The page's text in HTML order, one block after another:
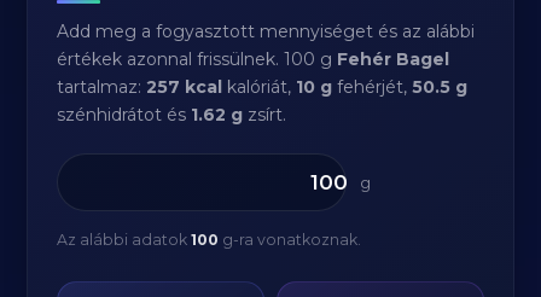
Add meg a fogyasztott mennyiséget és az alábbi
értékek azonnal frissülnek. 100 g Fehér Bagel
tartalmaz:257 kcal kalóriát, 10 g fehérjét,50.5 g
szénhidrátot és 1.62 g zsírt.
g
Az alábbi adatok100 g-ra vonatkoznak.